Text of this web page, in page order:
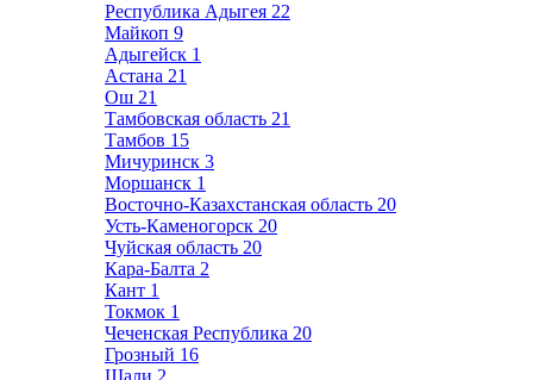
Республика Адыгея 22
Майкоп 9
Адыгейск 1
Астана 21
Ош 21
Тамбовская область 21
Тамбов 15
Мичуринск 3
Моршанск 1
Восточно-Казахстанская область 20
Усть-Каменогорск 20
Чуйская область 20
Кара-Балта 2
Кант 1
Токмок 1
Чеченская Республика 20
Грозный 16
Шали 2